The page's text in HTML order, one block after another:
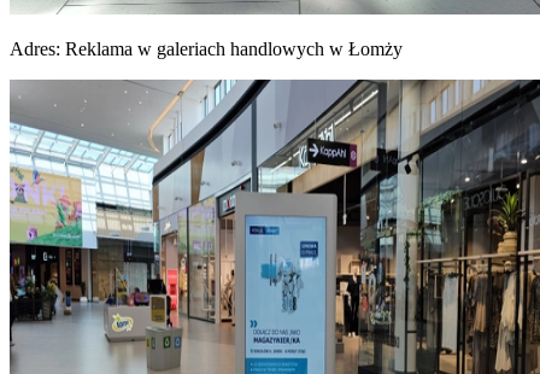
Adres: Reklama w galeriach handlowych w Łomży